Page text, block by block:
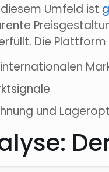
Umfeld ist
Die
und